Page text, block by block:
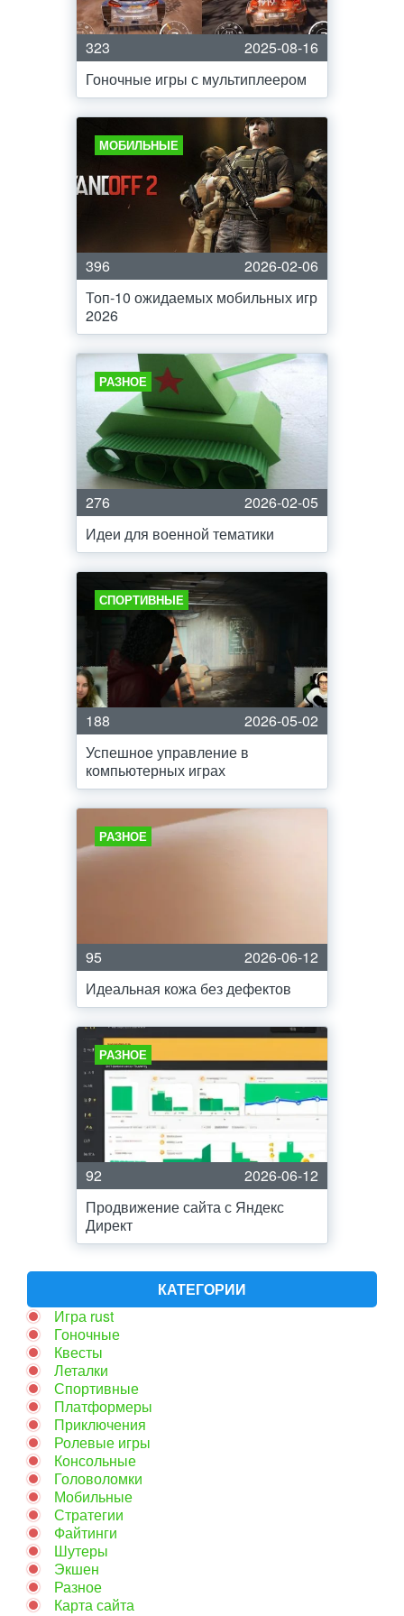
323
2025-08-16
Гоночные игры с мультиплеером
МОБИЛЬНЫЕ
396
2026-02-06
Топ-10 ожидаемых мобильных игр
2026
РАЗНОЕ
276
2026-02-05
Идеи для военной тематики
СПОРТИВНЫЕ
188
2026-05-02
Успешное управление в
компьютерных играх
РАЗНОЕ
95
2026-06-12
Идеальная кожа без дефектов
РАЗНОЕ
92
2026-06-12
Продвижение сайта с Яндекс
Директ
КАТЕГОРИИ
Игра rust
Гоночные
Квесты
Леталки
Спортивные
Платформеры
Приключения
Ролевые игры
Консольные
Головоломки
Мобильные
Стратегии
Файтинги
Шутеры
Экшен
Разное
Карта сайта